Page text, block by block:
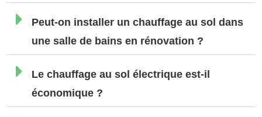
Peut-on installer un chauffage au sol dans
une salle de bains en rénovation ?
Le chauffage au sol électrique est-il
économique ?